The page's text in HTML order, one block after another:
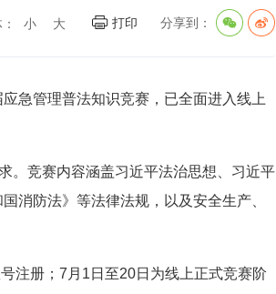
分享到：
打印
小 大
急管理普法知识竞赛，已全面进入线上
。竞赛内容涵盖习近平法治思想、习近平
消防法》等法律法规，以及安全生产、
注册；7月1日至20日为线上正式竞赛阶